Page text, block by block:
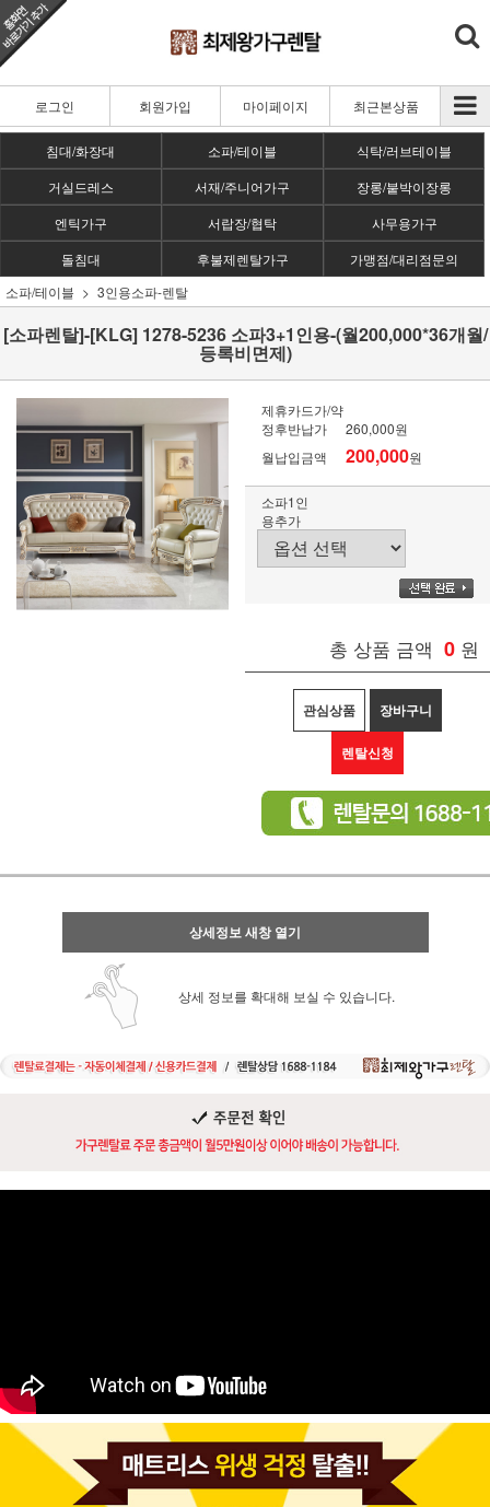
로그인 회원가입 마이페이지 최근본상품
침대/화장대 소파/테이블
식탁/러브테이블
거실드레스
서재/주니어가구
장롱/붙박이장롱
엔틱가구
서랍장/협탁
사무용가구
돌침대
후불제렌탈가구
가맹점/대리점문의
소파/테이블
3인용소파-렌탈
[소파렌탈]-[KLG] 1278-5236 소파3+1인용-(월200,000*36개월/
등록비면제)
제휴카드가/약
정후반납가
260,000원
월납입금액
200,000원
소파1인
용추가
총 상품 금액 0 원
관심상품 장바구니
렌탈신청
상세정보 새창 열기
상세 정보를 확대해 보실 수 있습니다.